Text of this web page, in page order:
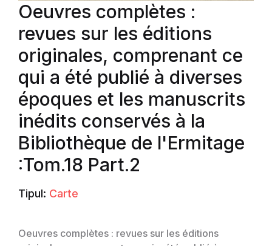
Oeuvres complètes :
revues sur les éditions
originales, comprenant ce
qui a été publié à diverses
époques et les manuscrits
inédits conservés à la
Bibliothèque de l'Ermitage
:Tom.18 Part.2
Tipul: Carte
Oeuvres complètes : revues sur les éditions